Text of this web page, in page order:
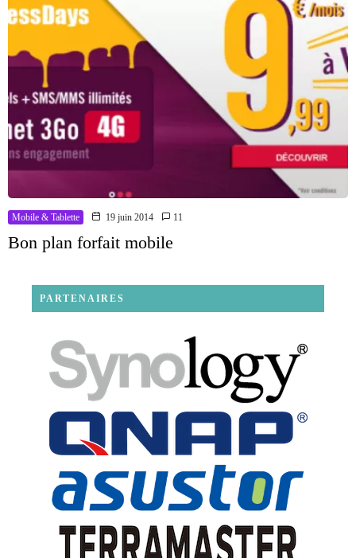
Mobile & Tablette 19 juin 2014 11
Bon plan forfait mobile
PARTENAIRES